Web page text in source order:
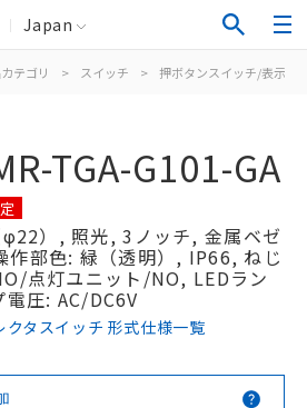
Japan
テゴリ > スイッチ > 押ボタンスイッチ/表示灯
TGA-G101-GA
）, 照光, 3ノッチ, 金属ベゼ
作部色: 緑（透明）, IP66, ねじ
点灯ユニット/NO, LEDラン
圧: AC/DC6V
タスイッチ 形式仕様一覧